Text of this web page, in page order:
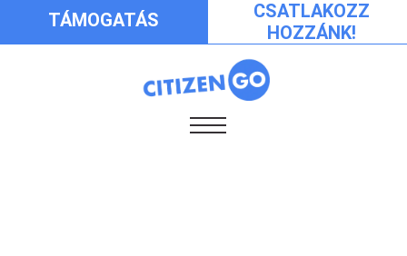
TÁMOGATÁS
CSATLAKOZZ
HOZZÁNK!